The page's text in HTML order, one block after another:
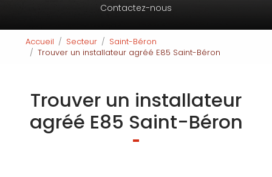
Contactez-nous
Accueil Secteur
Saint-Béron
Trouver un installateur agréé E85 Saint-Béron
Trouver un installateur
agréé E85 Saint-Béron